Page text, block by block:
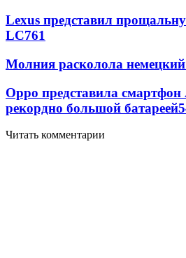
Lexus представил
LC761
Молния расколола
Oppo представила
рекордно большой батареей
Читать комментарии